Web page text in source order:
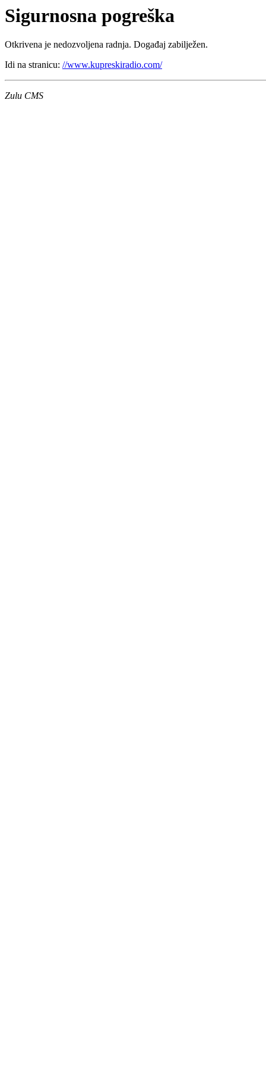
Sigurnosna pogreška
Otkrivena je nedozvoljena radnja. Događaj zabilježen.
Idi na stranicu: //www.kupreskiradio.com/
Zulu CMS